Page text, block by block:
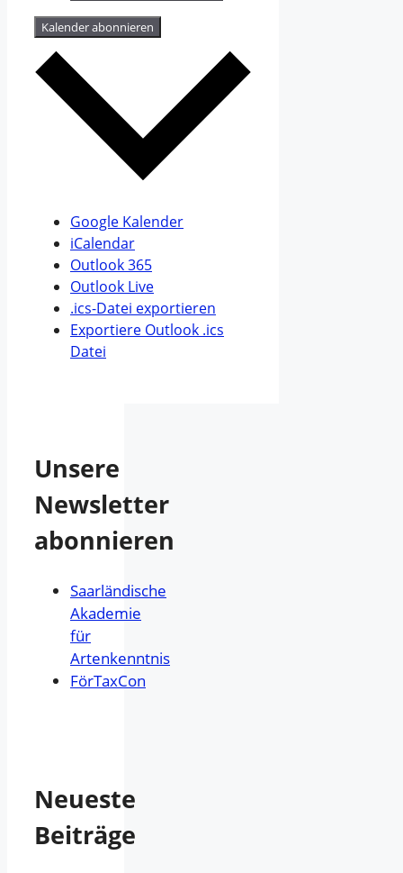
Kalender abonnieren
Google Kalender
iCalendar
Outlook 365
Outlook Live
.ics-Datei exportieren
Exportiere Outlook .ics
Datei
Unsere
Newsletter
abonnieren
Saarländische
Akademie
für
Artenkenntnis
FörTaxCon
Neueste
Beiträge